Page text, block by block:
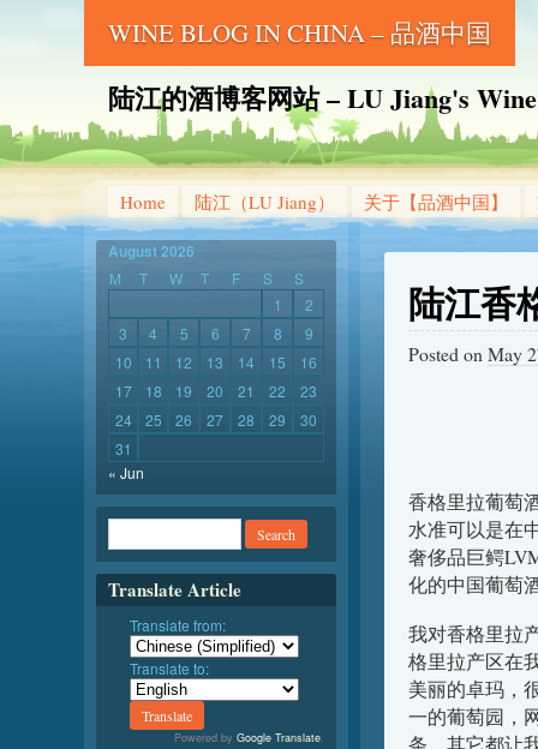
WINE BLOG IN CHINA – 品酒中国
陆江的酒博客网站 – LU Jiang's
Home 陆江（LU Jiang） 关于【品酒中国】
陆江香
Posted on May
香格里拉葡萄
水准可以是在
奢侈品巨鳄
化的中国葡萄
我对香格里拉
格里拉产区在
美丽的卓玛，
一的葡萄园，
条，其它都让
August 2026
M T W T F S
S
1
2
3
4 5 6 7 8
9
10
11 12 13 14 15
16
17
18 19 20 21 22
23
24
25 26 27 28 29
30
31
« Jun
Translate Article
Translate from:
Translate to:
Powered by Google Translate.